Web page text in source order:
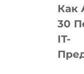
Как
30
IT-